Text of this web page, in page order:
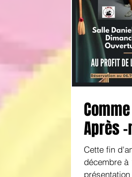
Cette fin
décembre à 15h qui a été retenu pour la